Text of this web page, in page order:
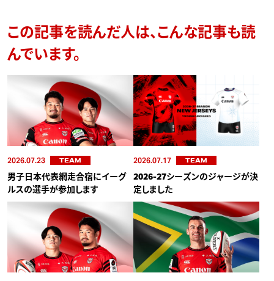
この記事を読んだ人は、こんな記事も読
んでいます。
2026.07.23 TEAM
男子日本代表網走合宿にイーグ
ルスの選手が参加します
2026.07.17 TEAM
2026-27シーズンのジャージが決
定しました